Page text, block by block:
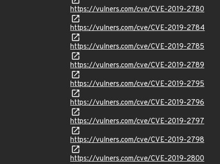
https://vulners.com/cve/CVE-2019-2780
https://vulners.com/cve/CVE-2019-2784
https://vulners.com/cve/CVE-2019-2785
https://vulners.com/cve/CVE-2019-2789
https://vulners.com/cve/CVE-2019-2795
https://vulners.com/cve/CVE-2019-2796
https://vulners.com/cve/CVE-2019-2797
https://vulners.com/cve/CVE-2019-2798
https://vulners.com/cve/CVE-2019-2800